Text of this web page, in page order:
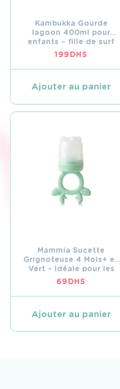
Kambukka Gourde
lagoon 400ml pour
enfants – fille de surf
199 DHS
Ajouter au panier
Mammia Sucette
Grignoteuse 4 Mois+ en
Vert – Idéale pour les
Repas des Bébés
69 DHS
Ajouter au panier